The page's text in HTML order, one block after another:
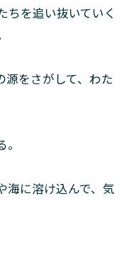
ちを追い抜いていく
源をさがして、わた
海に溶け込んで、気